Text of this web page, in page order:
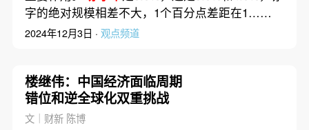
字的绝对规模相差不大，1个百分点差距在1……
2024年12月3日 · 观点频道
楼继伟：中国经济面临周期
错位和逆全球化双重挑战
文｜财新 陈博